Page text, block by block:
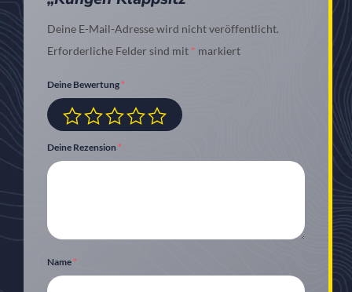
Deine E-Mail-Adresse wird nicht veröffentlicht.
Erforderliche Felder sind mit * markiert
Deine Bewertung *
Deine Rezension *
Name*